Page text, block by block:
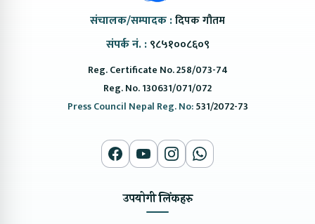
संचालक/सम्पादक :दिपक गौतम
संपर्क नं. : ९८५१००८६०९
Reg. Certificate No. 258/073-74
Reg. No. 130631/071/072
Press Council Nepal Reg. No:531/2072-73
उपयोगी लिंकहरु